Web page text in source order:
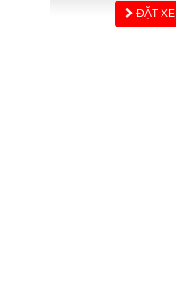
ĐẶT XE